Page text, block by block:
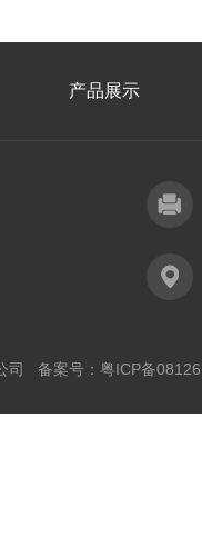
产品展示
司 备案号： 粤ICP备